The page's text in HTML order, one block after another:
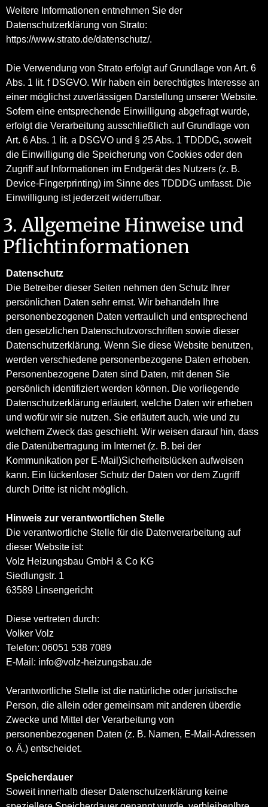
Weitere Informationen entnehmen Sie der
Datenschutzerklärung von Strato:
https://www.strato.de/datenschutz/.
Die Verwendung von Strato erfolgt auf Grundlage von Art. 6
Abs. 1 lit. f DSGVO. Wir haben ein berechtigtes Interesse an
einer möglichst zuverlässigen Darstellung unserer Website.
Sofern eine entsprechende Einwilligung abgefragt wurde,
erfolgt die Verarbeitung ausschließlich auf Grundlage von
Art. 6 Abs. 1 lit. a DSGVO und § 25 Abs. 1 TDDDG, soweit
die Einwilligung die Speicherung von Cookies oder den
Zugriff auf Informationen im Endgerät des Nutzers (z. B.
Device-Fingerprinting) im Sinne des TDDDG umfasst. Die
Einwilligung ist jederzeit widerrufbar.
3. Allgemeine Hinweise und
Pflichtinformationen
Datenschutz
Die Betreiber dieser Seiten nehmen den Schutz Ihrer
persönlichen Daten sehr ernst. Wir behandeln Ihre
personenbezogenen Daten vertraulich und entsprechend
den gesetzlichen Datenschutzvorschriften sowie dieser
Datenschutzerklärung. Wenn Sie diese Website benutzen,
werden verschiedene personenbezogene Daten erhoben.
Personenbezogene Daten sind Daten, mit denen Sie
persönlich identifiziert werden können. Die vorliegende
Datenschutzerklärung erläutert, welche Daten wir erheben
und wofür wir sie nutzen. Sie erläutert auch, wie und zu
welchem Zweck das geschieht. Wir weisen darauf hin, dass
die Datenübertragung im Internet (z. B. bei der
Kommunikation per E-Mail)Sicherheitslücken aufweisen
kann. Ein lückenloser Schutz der Daten vor dem Zugriff
durch Dritte ist nicht möglich.
Hinweis zur verantwortlichen Stelle
Die verantwortliche Stelle für die Datenverarbeitung auf
dieser Website ist:
Volz Heizungsbau GmbH & Co KG
Siedlungstr. 1
63589 Linsengericht
Diese vertreten durch:
Volker Volz
Telefon: 06051 538 7089
E-Mail: info@volz-heizungsbau.de
Verantwortliche Stelle ist die natürliche oder juristische
Person, die allein oder gemeinsam mit anderen überdie
Zwecke und Mittel der Verarbeitung von
personenbezogenen Daten (z. B. Namen, E-Mail-Adressen
o. Ä.) entscheidet.
Speicherdauer
Soweit innerhalb dieser Datenschutzerklärung keine